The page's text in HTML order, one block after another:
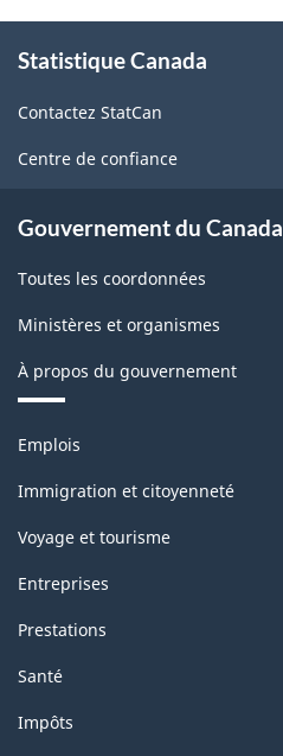
propos
ce
site
Statistique Canada
Contactez StatCan
Centre de confiance
Gouvernement du Canada
Toutes les coordonnées
Ministères et organismes
À propos du gouvernement
Thèmes
sujets
Emplois
Immigration et citoyenneté
Voyage et tourisme
Entreprises
Prestations
Santé
Impôts